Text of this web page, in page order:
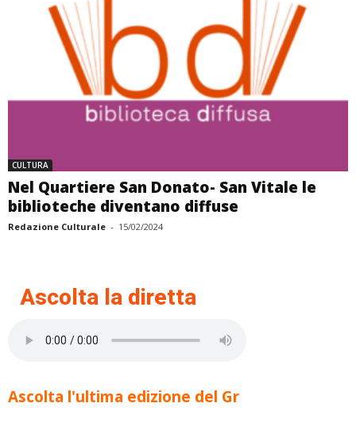
CULTURA
Nel Quartiere San Donato- San Vitale le
biblioteche diventano diffuse
Redazione Culturale - 15/02/2024
Ascolta la diretta
Ascolta l'ultima edizione del Gr